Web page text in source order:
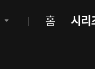
홈 시리